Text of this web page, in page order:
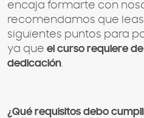
encaja formarte con
recomendamos que
siguientes puntos para
ya que el curso requiere
dedicación.
¿Qué requisitos debo